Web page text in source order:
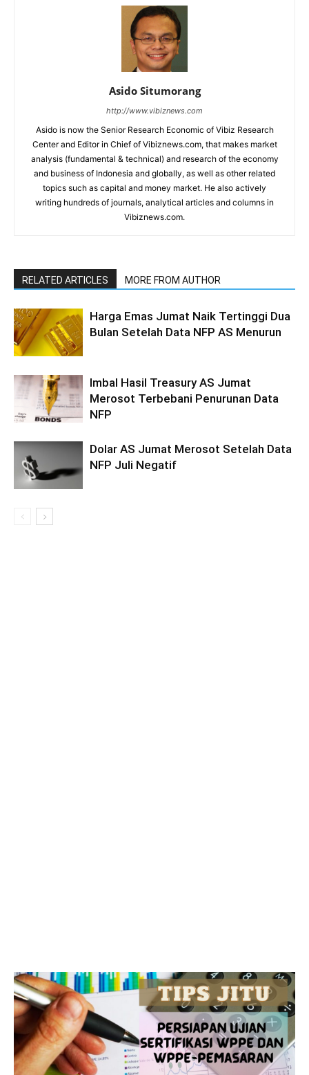
Asido Situmorang
http://www.vibiznews.com
Asido is now the Senior Research Economic of Vibiz Research
Center and Editor in Chief of Vibiznews.com, that makes market
analysis (fundamental & technical) and research of the economy
and business of Indonesia and globally, as well as other related
topics such as capital and money market. He also actively
writing hundreds of journals, analytical articles and columns in
Vibiznews.com.
RELATED ARTICLES MORE FROM AUTHOR
Harga Emas Jumat Naik Tertinggi Dua
Bulan Setelah Data NFP AS Menurun
Imbal Hasil Treasury AS Jumat
Merosot Terbebani Penurunan Data
NFP
Dolar AS Jumat Merosot Setelah Data
NFP Juli Negatif